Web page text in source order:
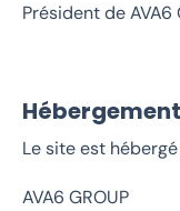
Président de AVA6
Le site est
AVA6 GROUP